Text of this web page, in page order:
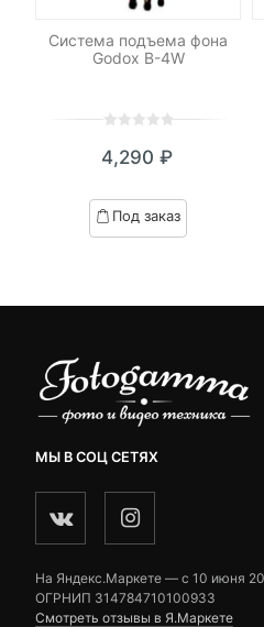
Система подъема фона
Godox B-4W
out
based
on
4,290 ₽
Под заказ
МЫ В СОЦ СЕТЯХ
На Яндекс.Маркете — c 10 июня
ОГРНИП 314784710100933
Смотреть отзывы в Я.Маркете